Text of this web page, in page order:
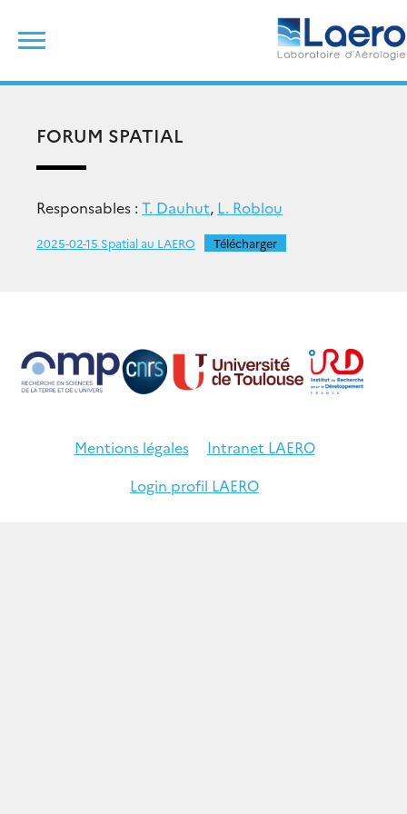
content
FORUM SPATIAL
Responsables : T. Dauhut, L. Roblou
2025-02-15 Spatial au LAERO Télécharger
Mentions légales
Intranet LAERO
Login profil LAERO